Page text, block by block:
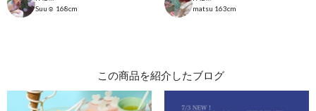
Suu☺︎ 168cm
matsu 163cm
この商品を紹介したブログ